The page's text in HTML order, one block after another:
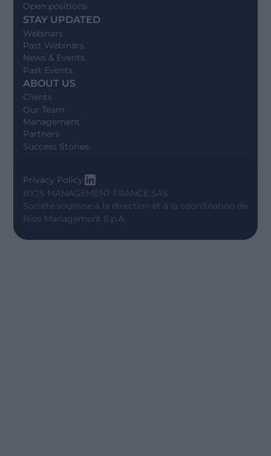
Open positions
STAY UPDATED
Webinars
Past Webinars
News & Events
Past Events
ABOUT US
Clients
Our Team
Management
Partners
Success Stories
BIOS MANAGEMENT FRANCE SAS
Société soumise à la direction et à la coordination de
Bios Management S.p.A.
Privacy Policy